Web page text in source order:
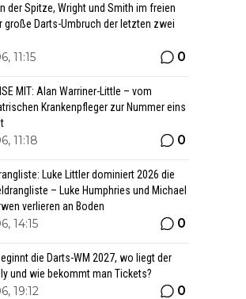
der Spitze, Wright und Smith im freien
große Darts-Umbruch der letzten zwei
11:15 0
MIT: Alan Warriner-Little – vom
Krankenpfleger zur Nummer eins
11:18 0
Luke Littler dominiert 2026 die
– Luke Humphries und Michael
verlieren an Boden
14:15 0
die Darts-WM 2027, wo liegt der
und wie bekommt man Tickets?
19:12 0